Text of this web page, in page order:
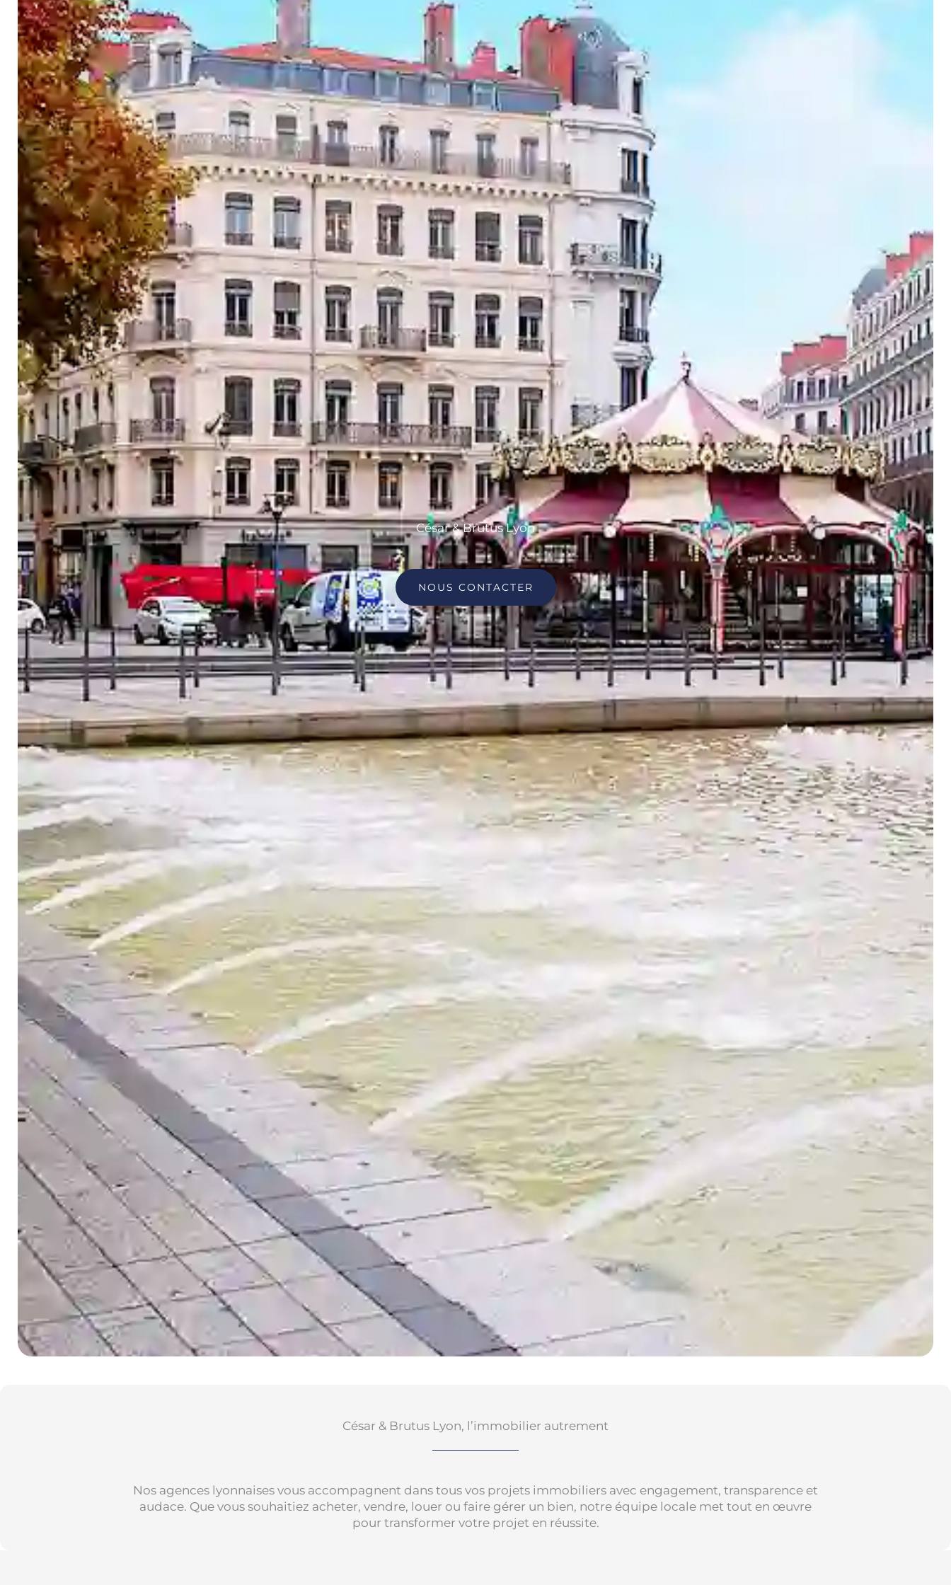
César & Brutus Lyon
NOUS CONTACTER
César & Brutus Lyon, l’immobilier autrement
Nos agences lyonnaises vous accompagnent dans tous vos projets immobiliers avec engagement, transparence et
audace. Que vous souhaitiez acheter, vendre, louer ou faire gérer un bien, notre équipe locale met tout en œuvre
pour transformer votre projet en réussite.